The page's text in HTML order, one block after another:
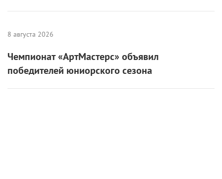
8 августа 2026
Чемпионат «АртМастерс» объявил
победителей юниорского сезона